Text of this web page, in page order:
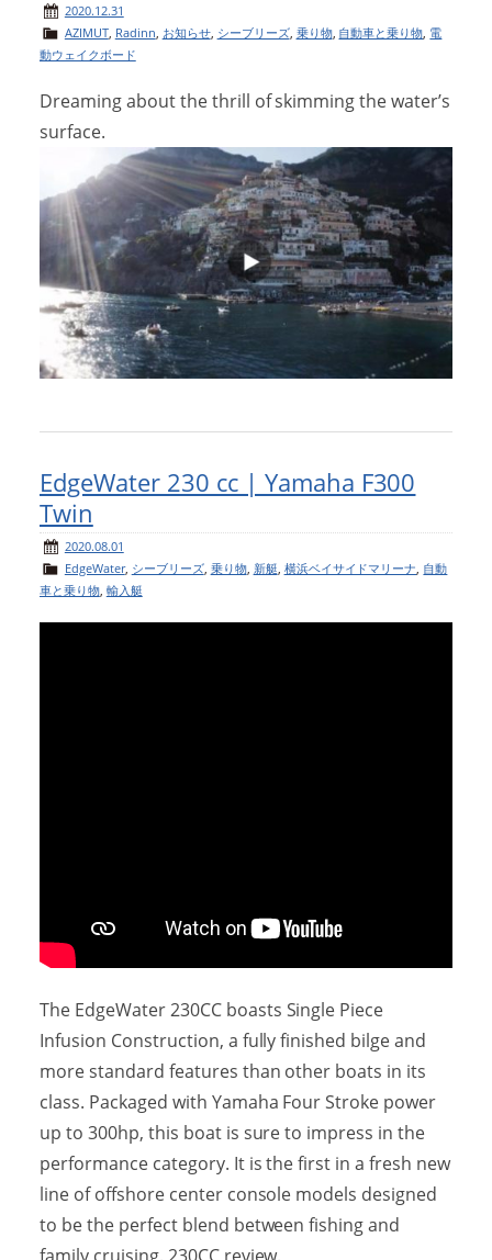
2020.12.31
AZIMUT, Radinn お知らせ, シーブリーズ, 乗り物, 自動車と乗り物 電
動ウェイクボード
Dreaming about the thrill of skimming the water’s
surface.
EdgeWater 230 cc | Yamaha F300
Twin
2020.08.01
EdgeWater, シーブリーズ, 乗り物, 新艇, 横浜ベイサイドマリーナ, 自動
車と乗り物, 輸入艇
The EdgeWater 230CC boasts Single Piece
Infusion Construction, a fully finished bilge and
more standard features than other boats in its
class. Packaged with Yamaha Four Stroke power
up to 300hp, this boat is sure to impress in the
performance category. It is the first in a fresh new
line of offshore center console models designed
to be the perfect blend between fishing and